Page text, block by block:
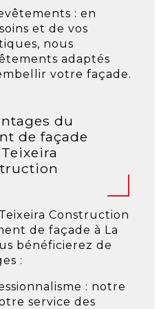
: en
et de vos
nous
adaptés
votre façade.
du
de façade
Construction
de façade à La
bénéficierez de
:
: notre
service des